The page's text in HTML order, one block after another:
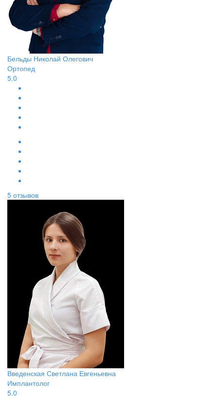
Бельды Николай Олегович
Ортопед
5.0
5 отзывов
Введенская Светлана Евгеньевна
Имплантолог
5.0